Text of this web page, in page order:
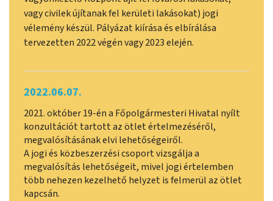
vagy civilek újítanak fel kerületi lakásokat) jogi
vélemény készül. Pályázat kiírása és elbírálása
tervezetten 2022 végén vagy 2023 elején.
2022.06.07.
2021. október 19-én a Főpolgármesteri Hivatal nyílt
konzultációt tartott az ötlet értelmezéséről,
megvalósításának elvi lehetőségeiről.
A jogi és közbeszerzési csoport vizsgálja a
megvalósítás lehetőségeit, mivel jogi értelemben
több nehezen kezelhető helyzet is felmerül az ötlet
kapcsán.